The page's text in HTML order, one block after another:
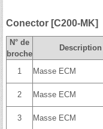
Conector [C200-MK]
N° de
broche
Description
1 Masse ECM
2 Masse ECM
3 Masse ECM